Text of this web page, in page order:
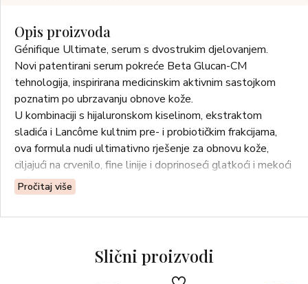
Opis proizvoda
Génifique Ultimate, serum s dvostrukim djelovanjem.
Novi patentirani serum pokreće Beta Glucan-CM
tehnologija, inspirirana medicinskim aktivnim sastojkom
poznatim po ubrzavanju obnove kože.
U kombinaciji s hijaluronskom kiselinom, ekstraktom
sladića i Lancôme kultnim pre- i probiotičkim frakcijama,
ova formula nudi ultimativno rješenje za obnovu kože,
ciljajući na crvenilo, fine linije i doprinoseći glatkoći i mekoći
kože.
Pročitaj više
Slični proizvodi